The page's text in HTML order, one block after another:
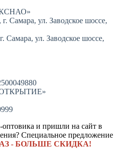
Самара, ул. Заводское шоссе,
Самара, ул. Заводское шоссе,
и пришли на сайт в
Специальное предложение
- БОЛЬШЕ СКИДКА!